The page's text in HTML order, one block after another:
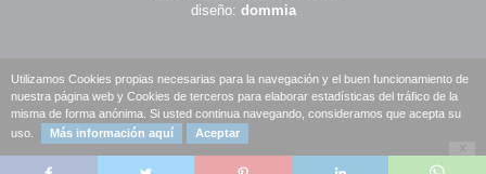
diseño: dommia
Utilizamos Cookies propias necesarias para la navegación y el buen funcionamiento de
nuestra página web y Cookies de terceros para elaborar estadísticas del tráfico de la
misma de forma anónima. Si usted continua navegando, consideramos que acepta su
uso.
Más información aquí Aceptar